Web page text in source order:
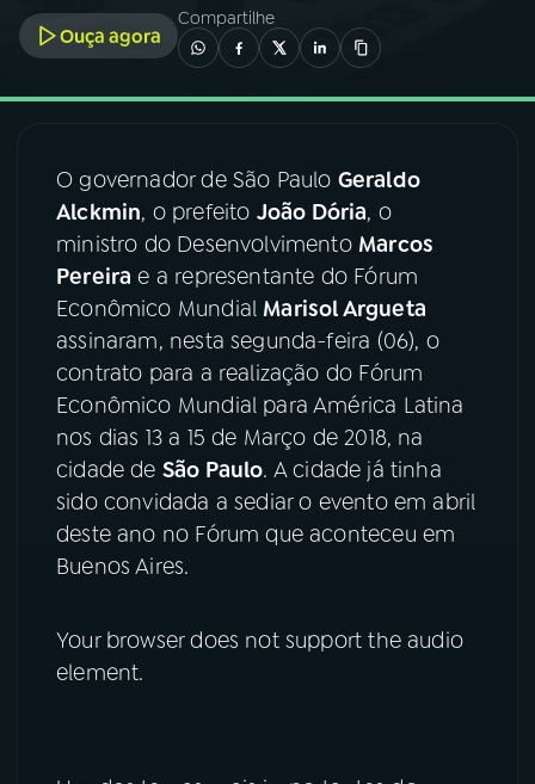
PROGRAMAÇÃO
05PODCASTS
06VIDEOCASTS
07ÚLTIMAS
08 FESTIVAL DE MÚSICA
ACOMPANHE A RÁDIO NACIONAL
Instagram X
Ouça agora
Compartilhe
O governador de São Paulo Geraldo
Alckmin, o prefeito João Dória, o
ministro do Desenvolvimento Marcos
Pereira e a representante do Fórum
Econômico Mundial Marisol Argueta
assinaram, nesta segunda-feira (06), o
contrato para a realização do Fórum
Econômico Mundial para América Latina
nos dias 13 a 15 de Março de 2018, na
cidade de São Paulo. A cidade já tinha
sido convidada a sediar o evento em abril
deste ano no Fórum que aconteceu em
Buenos Aires.
Your browser does not support the audio
element.